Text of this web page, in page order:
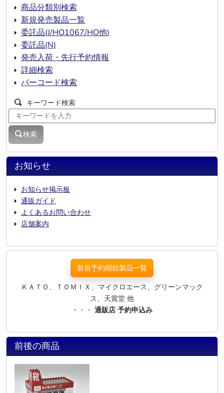
お知らせ
お知らせ掲示板
通販ガイド
よくあるお問い合わせ
店舗案内
商品分類別検索
新規発売製品一覧
委託品(J/HO1067/HO他)
委託品(N)
発売入荷・先行予約情報
詳細検索
バーコード検索
キーワード検索
検索
新規予約開始製品一覧
ＫＡＴＯ、ＴＯＭＩＸ、マイクロエース、グリーンマック
ス、天賞堂 他
・・・ 通販店 予約申込み
前後の商品